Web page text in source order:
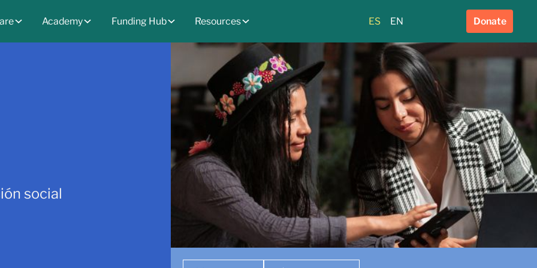
Academy Funding Hub Resources ES EN Donate
social